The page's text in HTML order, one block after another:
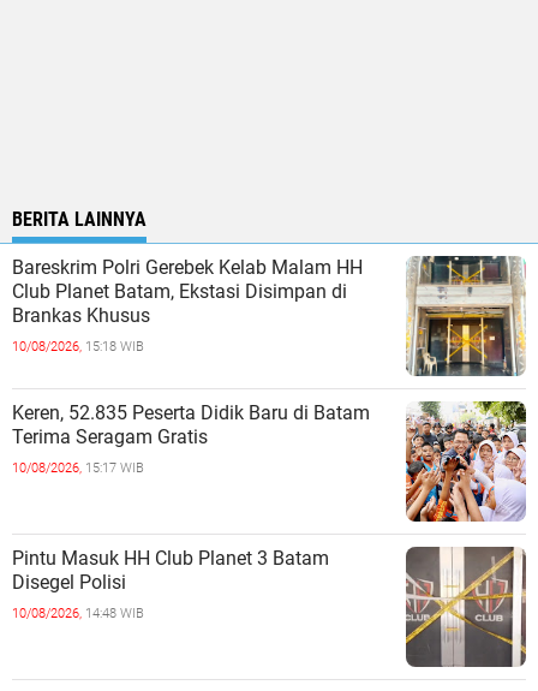
BERITA LAINNYA
Bareskrim Polri Gerebek Kelab Malam HH
Club Planet Batam, Ekstasi Disimpan di
Brankas Khusus
10/08/2026, 15:18 WIB
Keren, 52.835 Peserta Didik Baru di Batam
Terima Seragam Gratis
10/08/2026, 15:17 WIB
Pintu Masuk HH Club Planet 3 Batam
Disegel Polisi
10/08/2026, 14:48 WIB